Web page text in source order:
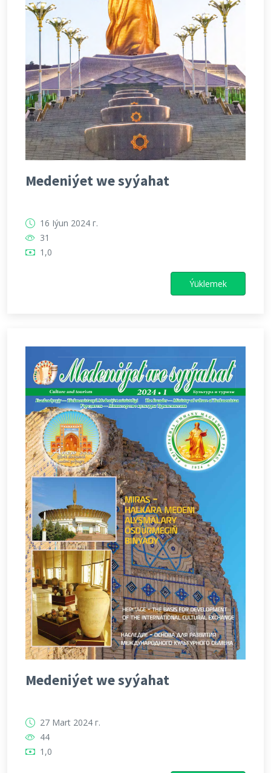
Medeniýet we syýahat
16 Iýun 2024 г.
31
1,0
Ýüklemek
Medeniýet we syýahat
27 Mart 2024 г.
44
1,0